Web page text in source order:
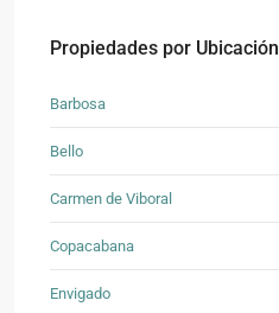
Propiedades por Ubicación
Barbosa
Bello
Carmen de Viboral
Copacabana
Envigado